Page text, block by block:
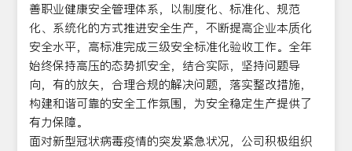
善职业健康安全管理体系，以制度化、标准化、规范
化、系统化的方式推进安全生产，不断提高企业本质化
安全水平，高标准完成三级安全标准化验收工作。全年
始终保持高压的态势抓安全，结合实际，坚持问题导
向，有的放矢，合理合规的解决问题，落实整改措施，
构建和谐可靠的安全工作氛围，为安全稳定生产提供了
有力保障。
面对新型冠状病毒疫情的突发紧急状况，公司积极组织